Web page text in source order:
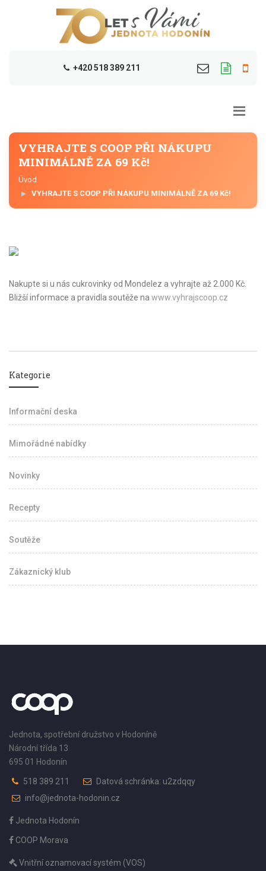
+420 518 389 211
VYHRAJTE S COOP PŘI NÁKUPU
MINIMÁLNĚ ZA 69 Kč!
Úvod
VYHRAJTE S COOP PŘI NÁKUPU MINIMÁLNĚ ZA 69 Kč!
Nakupte si u nás cukrovinky od Mondelez a vyhrajte až 2.000 Kč.
Bližší informace a pravidla soutěže na www.vyhrajscoop.cz
Kategorie
Informační deska
Mimořádné nabídky
Novinky
Recepty
Soutěže
Zákaznický klub
Jednota, spotřební družstvo v Hodoníně
Národní třída 13
695 01 Hodonín
518 389 211
Datová schránka: u2zdqqy
info@jednota-hodonin.cz
Jednota Hodonín
COOP Morava
Vnitřní oznamovací systém (VOS)